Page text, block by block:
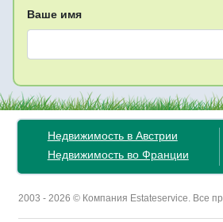
Ваше имя
Недвижимость в Австрии
Недвижимость во Франции
2003 - 2026 © Компания Estateservice. Все